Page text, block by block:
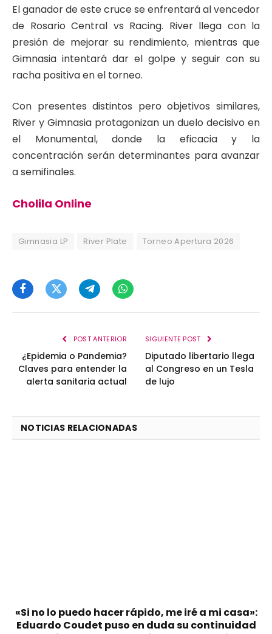
El ganador de este cruce se enfrentará al vencedor
de Rosario Central vs Racing. River llega con la
presión de mejorar su rendimiento, mientras que
Gimnasia intentará dar el golpe y seguir con su
racha positiva en el torneo.
Con presentes distintos pero objetivos similares,
River y Gimnasia protagonizan un duelo decisivo en
el Monumental, donde la eficacia y la
concentración serán determinantes para avanzar
a semifinales.
Cholila Online
Gimnasia LP River Plate Torneo Apertura 2026
FacebookTwitterTelegramWhatsApp
POST ANTERIOR
¿Epidemia o Pandemia?
Claves para entender la
alerta sanitaria actual
SIGUIENTE POST
Diputado libertario llega
al Congreso en un Tesla
de lujo
NOTICIAS RELACIONADAS
«Si no lo puedo hacer rápido, me iré a mi casa»:
Eduardo Coudet puso en duda su continuidad